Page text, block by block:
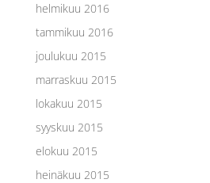
helmikuu 2016
tammikuu 2016
joulukuu 2015
marraskuu 2015
lokakuu 2015
syyskuu 2015
elokuu 2015
heinäkuu 2015